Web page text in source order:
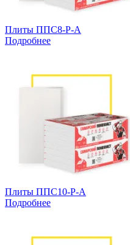
Плиты ППС8-Р-А
Подробнее
Плиты ППС10-Р-А
Подробнее